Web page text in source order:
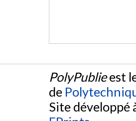
PolyPublieest
de
Site développé